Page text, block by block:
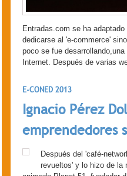
Entradas.com se ha
dedicarse al 'e-commerce'
poco se fue
Internet. Después de varias
E-CONED 2013
Ignacio Pérez
emprendedores
Después del 'café-
revueltos' y lo hizo de la